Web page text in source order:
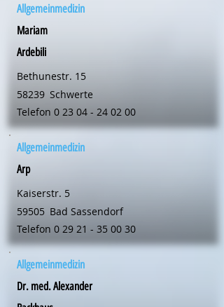
Allgemeinmedizin
Mariam
Ardebili
Bethunestr. 15
58239 Schwerte
Telefon 0 23 04 - 24 02 00
Allgemeinmedizin
Arp
Kaiserstr. 5
59505 Bad Sassendorf
Telefon 0 29 21 - 35 00 30
Allgemeinmedizin
Dr. med. Alexander